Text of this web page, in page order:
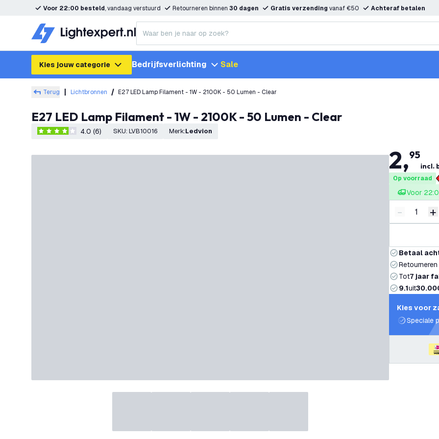
Voor 22:00 besteld, vandaag verstuurd Retourneren binnen 30 dagen Gratis verzending vanaf €50 Achteraf betalen
Kies jouw categorie Bedrijfsverlichting Sale
Terug Lichtbronnen E27 LED Lamp Filament - 1W - 2100K - 50 Lumen - Clear
E27 LED Lamp Filament - 1W - 2100K - 50 Lumen - Clear
4 score sterren4.0 (6) SKU: LVB10016 Merk: Ledvion
2,95
incl.
Op voorraad
Voor
Verminder
- +
Betaal
Tot7 jaar
9.1uit
Kies voor
Speciale